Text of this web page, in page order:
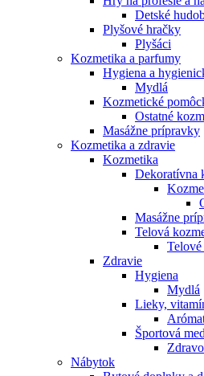
Detské
Plyšové hračky
Plyšáci
Kozmetika a parfumy
Hygiena a
Mydlá
Kozmetické
Ostatné
Masážne prípravky
Kozmetika a zdravie
Kozmetika
Dekoratívna
Masážne
Telová
Zdravie
Hygiena
Mydlá
Lieky,
Športová
Nábytok